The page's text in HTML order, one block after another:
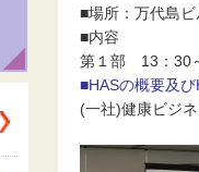
■場所：万代島ビ
■内容
第１部 13：30
■HASの概要及
(一社)健康ビジ